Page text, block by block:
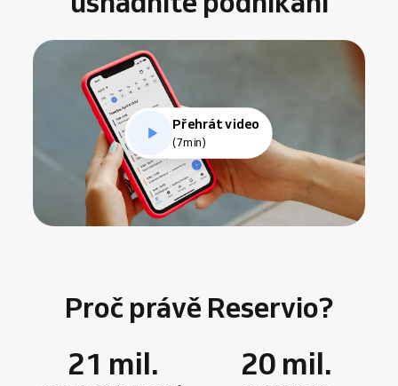
Přehrát video
(7min)
Proč právě Reservio?
21 mil. 20 mil.